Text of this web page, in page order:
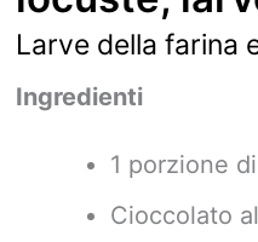
Larve della farina
Ingredienti
1 porzione
Cioccolato